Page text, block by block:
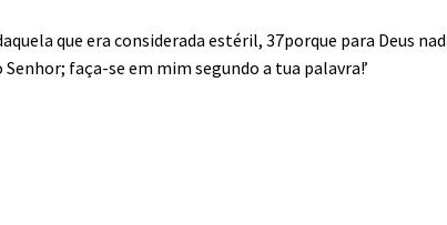
que era considerada estéril, 37porque para Deus
Senhor; faça-se em mim segundo a tua palavra!’